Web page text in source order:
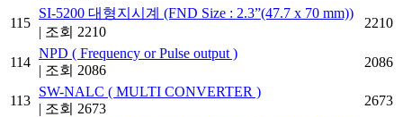
115
SI-5200 대형지시계 (FND Size : 2.3”(47.7 x 70 mm))
| 조회 2210
2210
114
NPD ( Frequency or Pulse output )
| 조회 2086
2086
113
SW-NALC ( MULTI CONVERTER )
| 조회 2673
2673